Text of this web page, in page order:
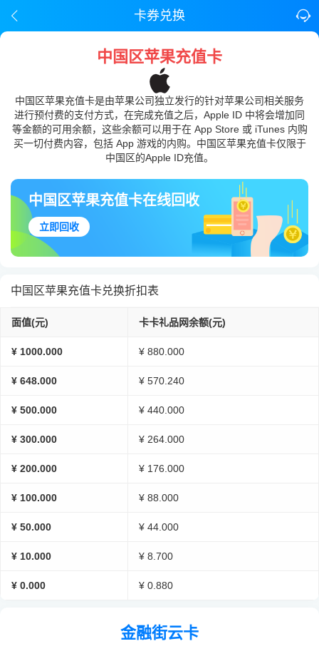
卡券兑换
中国区苹果充值卡
中国区苹果充值卡是由苹果公司独立发行的针对苹果公司相关服务
进行预付费的支付方式，在完成充值之后，Apple ID 中将会增加同
等金额的可用余额，这些余额可以用于在 App Store 或 iTunes 内购
买一切付费内容，包括 App 游戏的内购。中国区苹果充值卡仅限于
中国区的Apple ID充值。
中国区苹果充值卡在线回收
立即回收
中国区苹果充值卡兑换折扣表
面值(元) 卡卡礼品网余额(元)
¥ 1000.000 ¥ 880.000
¥ 648.000 ¥ 570.240
¥ 500.000 ¥ 440.000
¥ 300.000 ¥ 264.000
¥ 200.000 ¥ 176.000
¥ 100.000 ¥ 88.000
¥ 50.000 ¥ 44.000
¥ 10.000 ¥ 8.700
¥ 0.000 ¥ 0.880
金融街云卡